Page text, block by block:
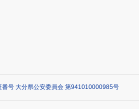
号 大分県公安委員会 第941010000985号